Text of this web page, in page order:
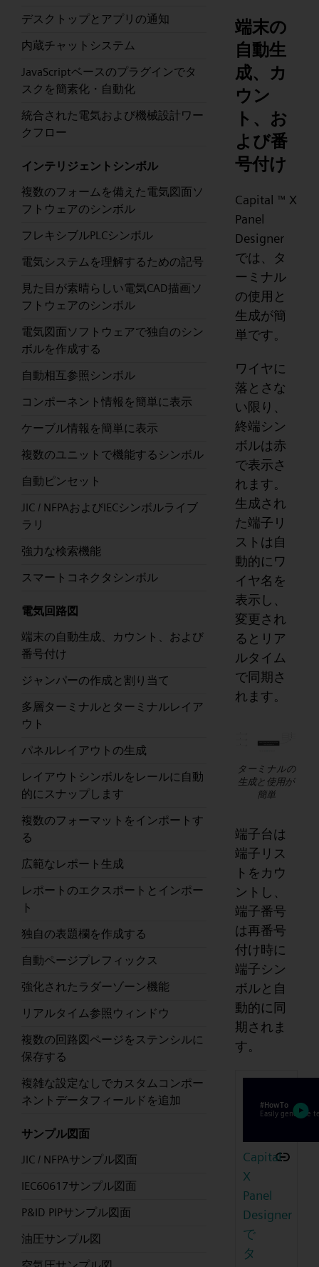
デスクトップとアプリの通知
内蔵チャットシステム
JavaScriptベースのプラグインでタ
スクを簡素化・自動化
統合された電気および機械設計ワー
クフロー
インテリジェントシンボル
複数のフォームを備えた電気図面ソ
フトウェアのシンボル
フレキシブルPLCシンボル
電気システムを理解するための記号
見た目が素晴らしい電気CAD描画ソ
フトウェアのシンボル
電気図面ソフトウェアで独自のシン
ボルを作成する
自動相互参照シンボル
コンポーネント情報を簡単に表示
ケーブル情報を簡単に表示
複数のユニットで機能するシンボル
自動ピンセット
JIC / NFPAおよびIECシンボルライブ
ラリ
強力な検索機能
スマートコネクタシンボル
電気回路図
端末の自動生成、カウント、および
番号付け
ジャンパーの作成と割り当て
多層ターミナルとターミナルレイア
ウト
パネルレイアウトの生成
レイアウトシンボルをレールに自動
的にスナップします
複数のフォーマットをインポートす
る
広範なレポート生成
レポートのエクスポートとインポー
ト
独自の表題欄を作成する
自動ページプレフィックス
強化されたラダーゾーン機能
リアルタイム参照ウィンドウ
複数の回路図ページをステンシルに
保存する
複雑な設定なしでカスタムコンポー
ネントデータフィールドを追加
サンプル図面
JIC / NFPAサンプル図面
IEC60617サンプル図面
P&ID PIPサンプル図面
油圧サンプル図
端末の
自動生
成、カ
ウン
ト、お
よび番
号付け
Capital ™ X
Panel
Designer
では、タ
ーミナル
の使用と
生成が簡
単です。
ワイヤに
落とさな
い限り、
終端シン
ボルは赤
で表示さ
れます。
生成され
た端子リ
ストは自
動的にワ
イヤ名を
表示し、
変更され
るとリア
ルタイム
で同期さ
れます。
ターミナルの
生成と使用が
簡単
端子台は
端子リス
トをカウ
ントし、
端子番号
は再番号
付け時に
端子シン
ボルと自
動的に同
期されま
す。
Capital
X
Panel
Designer
で
タ